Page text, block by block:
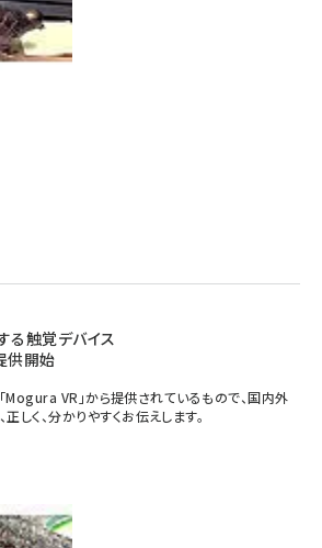
る触覚デバイス
供開始
Mogura VR」から提供されているもので、国内外
しく、分かりやすくお伝えします。